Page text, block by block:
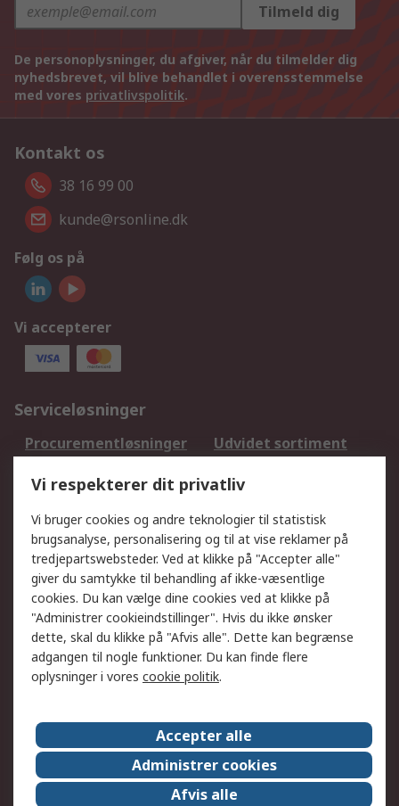
Tilmeld dig
De personoplysninger, du afgiver, når du tilmelder dig
nyhedsbrevet, vil blive behandlet i overensstemmelse
med vores privatlivspolitik.
Kontakt os
38 16 99 00
kunde@rsonline.dk
Følg os på
Vi accepterer
Serviceløsninger
Procurementløsninger
Udvidet sortiment
DesignSpark
Teknisk Support
Dit lokale salgsteam
Eksportløsninger
Support
Få hjælp
Returnering
Levering
Spor min ordre
Fakturakopi
Betalingsmuligheder
Fordele med Mit RS
Okdo
Om RS
Salgsbetingelser
Det juridiske
Pressecenter
Job hos RS
ESG
Vi respekterer dit privatliv
Vi bruger cookies og andre teknologier til statistisk
brugsanalyse, personalisering og til at vise reklamer på
tredjepartswebsteder. Ved at klikke på "Accepter alle"
giver du samtykke til behandling af ikke-væsentlige
cookies. Du kan vælge dine cookies ved at klikke på
"Administrer cookieindstillinger". Hvis du ikke ønsker
dette, skal du klikke på "Afvis alle". Dette kan begrænse
adgangen til nogle funktioner. Du kan finde flere
oplysninger i vores cookie politik.
Accepter alle
Administrer cookies
Afvis alle